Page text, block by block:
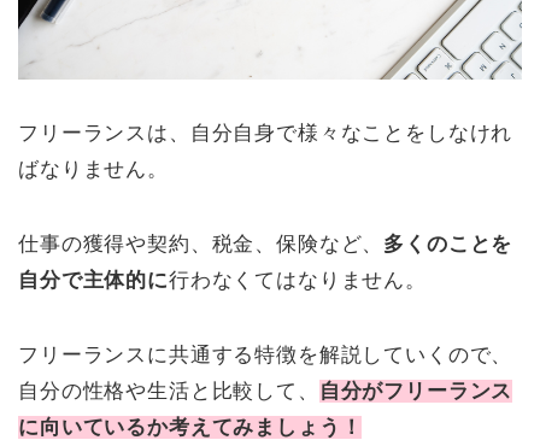
フリーランスは、自分自身で様々なことをしなけれ
ばなりません。
仕事の獲得や契約、税金、保険など、 多くのことを
自分で主体的に行わなくてはなりません。
フリーランスに共通する特徴を解説していくので、
自分の性格や生活と比較して、
自分がフリーランス
に向いているか考えてみましょう！